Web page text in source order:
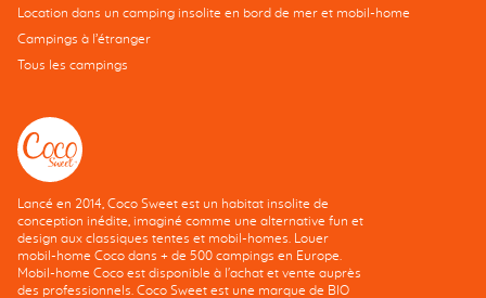
Location dans un camping insolite en bord de mer et mobil-home
Campings à l’étranger
Tous les campings
Lancé en 2014, Coco Sweet est un habitat insolite de
conception inédite, imaginé comme une alternative fun et
design aux classiques tentes et mobil-homes. Louer
mobil-home Coco dans + de 500 campings en Europe.
Mobil-home Coco est disponible à l'achat et vente auprès
des professionnels. Coco Sweet est une marque de BIO